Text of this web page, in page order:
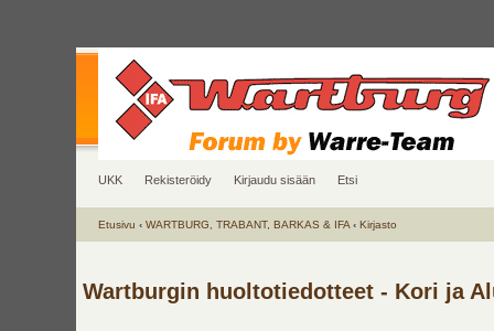
UKK Rekisteröidy Kirjaudu sisään Etsi
Etusivu ‹ WARTBURG, TRABANT, BARKAS & IFA ‹ Kirjasto
Wartburgin huoltotiedotteet - Kori ja